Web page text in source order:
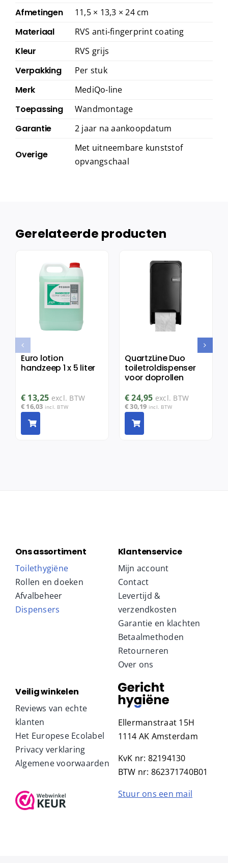
Afmetingen 11,5 × 13,3 × 24 cm
Materiaal RVS anti-fingerprint coating
Kleur RVS grijs
Verpakking Per stuk
Merk MediQo-line
Toepassing Wandmontage
Garantie 2 jaar na aankoopdatum
Overige
Met uitneembare kunststof
opvangschaal
Gerelateerde producten
Euro lotion
handzeep 1 x 5 liter
€ 13,25 excl. BTW
€ 16,03 incl. BTW
QuartzLine Duo
toiletroldispenser
voor doprollen
€24,95 excl. BTW
€30,19 incl. BTW
Ons assortiment
Toilethygiëne
Rollen en doeken
Afvalbeheer
Dispensers
Klantenservice
Mijn account
Contact
Levertijd &
verzendkosten
Garantie en klachten
Betaalmethoden
Retourneren
Over ons
Veilig winkelen
Reviews van echte
klanten
Het Europese Ecolabel
Privacy verklaring
Algemene voorwaarden
Ellermanstraat 15H
1114 AK Amsterdam
KvK nr: 82194130
BTW nr: 862371740B01
Stuur ons een mail